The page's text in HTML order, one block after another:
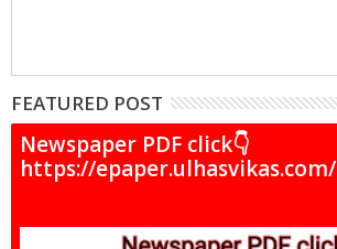
FEATURED POST
Newspaper PDF click👇
https://epaper.ulhasvikas.com/